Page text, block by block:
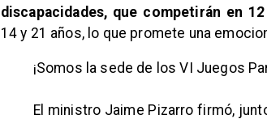
discapacidades, que competirán en
14 y 21 años, lo que promete una
¡Somos la sede de los VI Juegos
El ministro Jaime Pizarro firmó,